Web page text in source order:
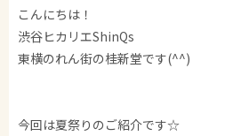
こんにちは！
渋谷ヒカリエShinQs
東横のれん街の桂新堂です(^^)
今回は夏祭りのご紹介です☆